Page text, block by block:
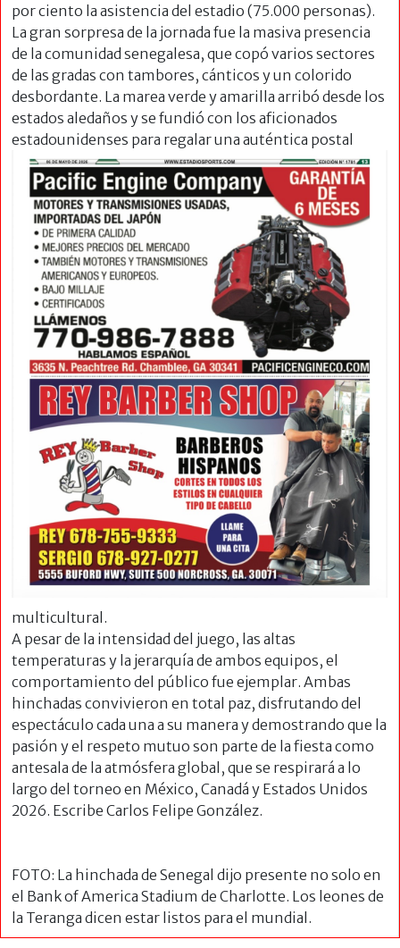
por ciento la asistencia del estadio (75.000 personas).
La gran sorpresa de la jornada fue la masiva presencia
de la comunidad senegalesa, que copó varios sectores
de las gradas con tambores, cánticos y un colorido
desbordante. La marea verde y amarilla arribó desde los
estados aledaños y se fundió con los aficionados
estadounidenses para regalar una auténtica postal
multicultural.
A pesar de la intensidad del juego, las altas
temperaturas y la jerarquía de ambos equipos, el
comportamiento del público fue ejemplar. Ambas
hinchadas convivieron en total paz, disfrutando del
espectáculo cada una a su manera y demostrando que la
pasión y el respeto mutuo son parte de la fiesta como
antesala de la atmósfera global, que se respirará a lo
largo del torneo en México, Canadá y Estados Unidos
2026. Escribe Carlos Felipe González.
FOTO: La hinchada de Senegal dijo presente no solo en
el Bank of America Stadium de Charlotte. Los leones de
la Teranga dicen estar listos para el mundial.